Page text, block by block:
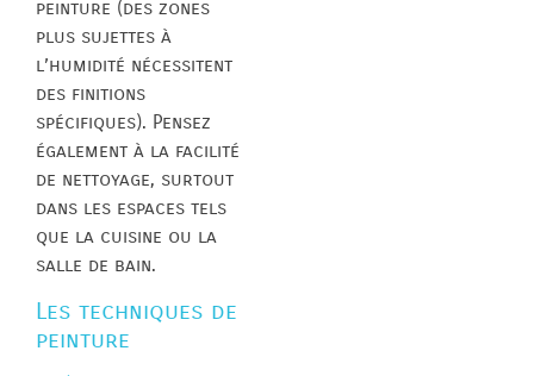
peinture (des zones
plus sujettes à
l’humidité nécessitent
des finitions
spécifiques). Pensez
également à la facilité
de nettoyage, surtout
dans les espaces tels
que la cuisine ou la
salle de bain.
Les techniques de
peinture